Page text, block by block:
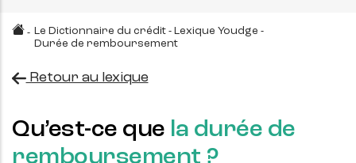
- Le Dictionnaire du crédit - Lexique Youdge -
Durée de remboursement
Retour au lexique
Qu’est-ce que la durée de
remboursement ?